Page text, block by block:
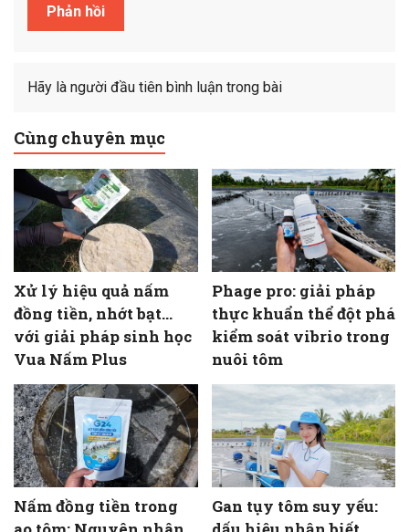
Hãy là người đầu tiên bình luận trong bài
Cùng chuyên mục
Xử lý hiệu quả nấm
đồng tiền, nhớt bạt…
với giải pháp sinh học
Vua Nấm Plus
Phage pro: giải pháp
thực khuẩn thể đột phá
kiểm soát vibrio trong
nuôi tôm
Nấm đồng tiền trong
Gan tụy tôm suy yếu: